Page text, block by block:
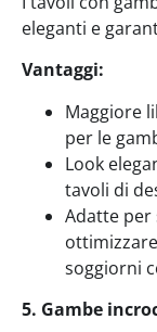
eleganti e
Vantaggi:
Maggiore
per le
Look
tavoli di
Adatte
soggiorni
5. Gambe